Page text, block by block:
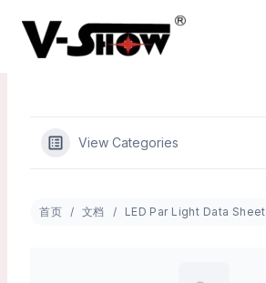
content
View Categories
首页 文档 LED Par Light Data Sheet